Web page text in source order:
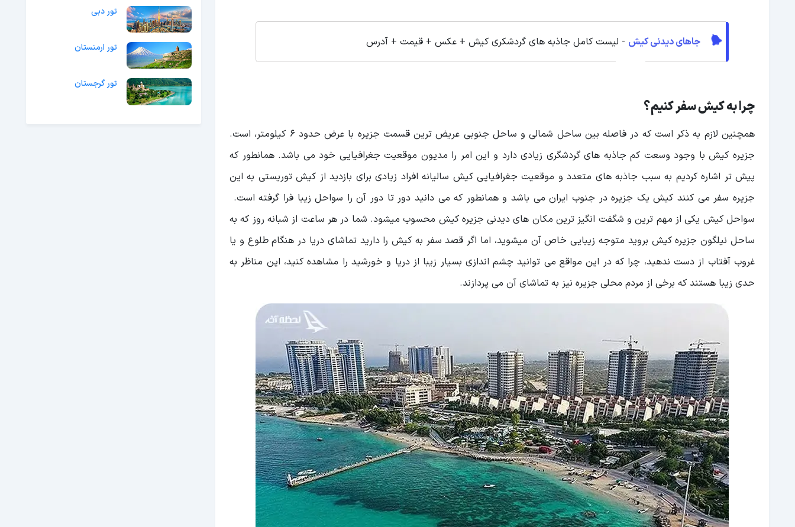
جاهای دیدنی کیش - لیست کامل جاذبه های گردشکری کیش + عکس + قیمت + آدرس
چرا به کیش سفر کنیم؟
همچنین لازم به ذکر است که در فاصله بین ساحل شمالی و ساحل جنوبی عریض ترین قسمت جزیره با عرض حدود 6 کیلومتر، است.
جزیره کیش با وجود وسعت کم جاذبه های گردشگری زیادی دارد و این امر را مدیون موقعیت جغرافیایی خود می باشد. همانطور که
پیش تر اشاره کردیم به سبب جاذبه های متعدد و موقعیت جغرافیایی کیش سالیانه افراد زیادی برای بازدید از کیش توریستی به این
جزیره سفر می کنند کیش یک جزیره در جنوب ایران می باشد و همانطور که می دانید دور تا دور آن را سواحل زیبا فرا گرفته است.
سواحل کیش یکی از مهم ترین و شگفت انگیز ترین مکان های دیدنی جزیره کیش محسوب میشود. شما در هر ساعت از شبانه روز که به
ساحل نیلگون جزیره کیش بروید متوجه زیبایی خاص آن میشوید، اما اگر قصد سفر به کیش را دارید تماشای دریا در هنگام طلوع و یا
غروب آفتاب از دست ندهید، چرا که در این مواقع می توانید چشم اندازی بسیار زیبا از دریا و خورشید را مشاهده کنید، این مناظر به
حدی زیبا هستند که برخی از مردم محلی جزیره نیز به تماشای آن می پردازند.
تور دبی
تور ارمنستان
تور گرجستان